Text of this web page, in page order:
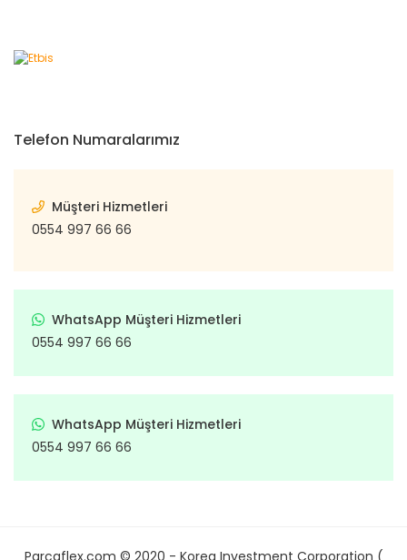
Telefon Numaralarımız
Müşteri Hizmetleri
0554 997 66 66
WhatsApp Müşteri Hizmetleri
0554 997 66 66
WhatsApp Müşteri Hizmetleri
0554 997 66 66
Parcaflex.com © 2020 - Korea Investment Corporation (